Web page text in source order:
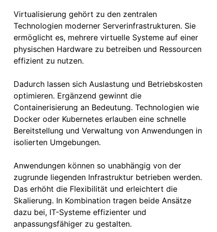
Virtualisierung gehört zu den zentralen
Technologien moderner Serverinfrastrukturen. Sie
ermöglicht es, mehrere virtuelle Systeme auf einer
physischen Hardware zu betreiben und Ressourcen
effizient zu nutzen.
Dadurch lassen sich Auslastung und Betriebskosten
optimieren. Ergänzend gewinnt die
Containerisierung an Bedeutung. Technologien wie
Docker oder Kubernetes erlauben eine schnelle
Bereitstellung und Verwaltung von Anwendungen in
isolierten Umgebungen.
Anwendungen können so unabhängig von der
zugrunde liegenden Infrastruktur betrieben werden.
Das erhöht die Flexibilität und erleichtert die
Skalierung. In Kombination tragen beide Ansätze
dazu bei, IT-Systeme effizienter und
anpassungsfähiger zu gestalten.